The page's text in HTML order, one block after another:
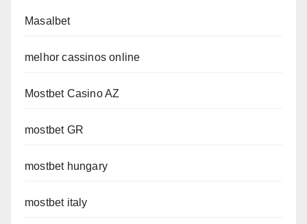
Masalbet
melhor cassinos online
Mostbet Casino AZ
mostbet GR
mostbet hungary
mostbet italy